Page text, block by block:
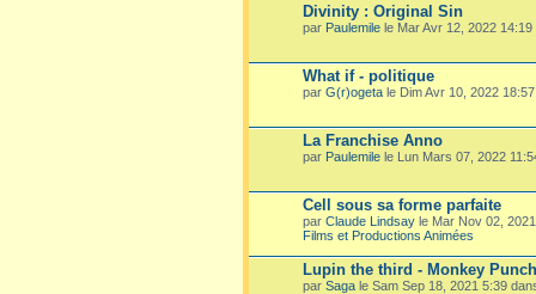
Divinity : Original Sin
par Paulemile le Mar Avr 12, 2022
What if - politique
par G(r)ogeta le Dim Avr 10, 2022
La Franchise Anno
par Paulemile le Lun Mars 07, 2022
Cell sous sa forme parfaite
par Claude Lindsay le Mar Nov 02,
Films et Productions Animées
Lupin the third - Monkey Punch
par Saga le Sam Sep 18, 2021 5:39